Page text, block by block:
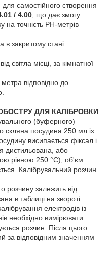
самостійного створення
/ 4.00 , що дає змогу
на точність РН-метрів
закритому стані:
світла місці, за кімнатної
відповідно до
ДЛЯ КАЛІБРОВКИ
(буферного)
скляна посудина 250 мл із
висипається фіксал і
дистильована, або
рівною 250 °C), об'єм
Калібрувальний розчин
розчину залежить від
в таблиці на звороті
електродів із
необхідно вимірювати
розчин. Після цього
за відповідним значенням